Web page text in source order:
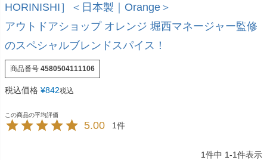
HORINISHI］＜日本製｜Orange＞
アウトドアショップ オレンジ 堀西マネージャー監修
のスペシャルブレンドスパイス！
商品番号 4580504111106
税込価格 ¥842税込
5.00 1
1件中 1-1件表示